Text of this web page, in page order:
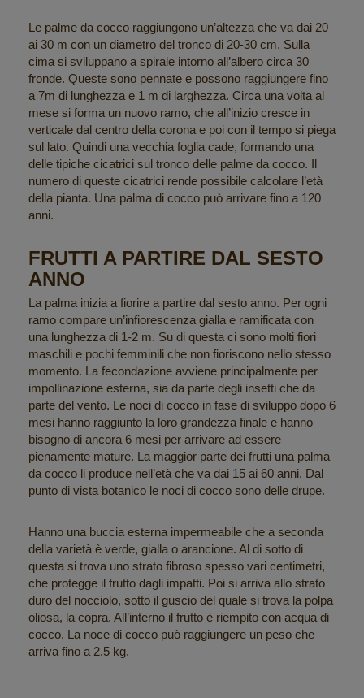
Le palme da cocco raggiungono un’altezza che va dai 20
ai 30 m con un diametro del tronco di 20-30 cm. Sulla
cima si sviluppano a spirale intorno all’albero circa 30
fronde. Queste sono pennate e possono raggiungere fino
a 7m di lunghezza e 1 m di larghezza. Circa una volta al
mese si forma un nuovo ramo, che all’inizio cresce in
verticale dal centro della corona e poi con il tempo si piega
sul lato. Quindi una vecchia foglia cade, formando una
delle tipiche cicatrici sul tronco delle palme da cocco. Il
numero di queste cicatrici rende possibile calcolare l’età
della pianta. Una palma di cocco può arrivare fino a 120
anni.
FRUTTI A PARTIRE DAL SESTO
ANNO
La palma inizia a fiorire a partire dal sesto anno. Per ogni
ramo compare un’infiorescenza gialla e ramificata con
una lunghezza di 1-2 m. Su di questa ci sono molti fiori
maschili e pochi femminili che non fioriscono nello stesso
momento. La fecondazione avviene principalmente per
impollinazione esterna, sia da parte degli insetti che da
parte del vento. Le noci di cocco in fase di sviluppo dopo 6
mesi hanno raggiunto la loro grandezza finale e hanno
bisogno di ancora 6 mesi per arrivare ad essere
pienamente mature. La maggior parte dei frutti una palma
da cocco li produce nell’età che va dai 15 ai 60 anni. Dal
punto di vista botanico le noci di cocco sono delle drupe.
Hanno una buccia esterna impermeabile che a seconda
della varietà è verde, gialla o arancione. Al di sotto di
questa si trova uno strato fibroso spesso vari centimetri,
che protegge il frutto dagli impatti. Poi si arriva allo strato
duro del nocciolo, sotto il guscio del quale si trova la polpa
oliosa, la copra. All’interno il frutto è riempito con acqua di
cocco. La noce di cocco può raggiungere un peso che
arriva fino a 2,5 kg.